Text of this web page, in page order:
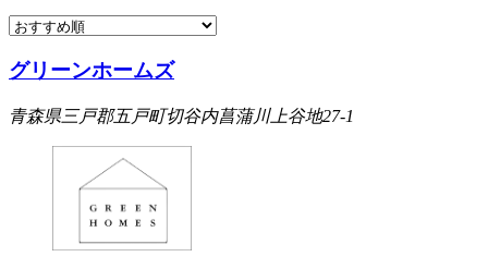
グリーンホームズ
青森県三戸郡五戸町切谷内菖蒲川上谷地27-1